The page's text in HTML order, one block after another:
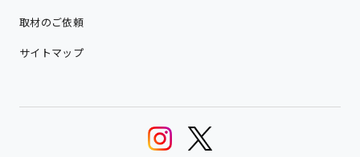
取材のご依頼
サイトマップ